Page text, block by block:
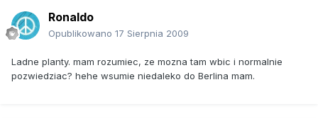
Ronaldo
Opublikowano 17 Sierpnia 2009
Ladne planty. mam rozumiec, ze mozna tam wbic i normalnie
pozwiedziac? hehe wsumie niedaleko do Berlina mam.